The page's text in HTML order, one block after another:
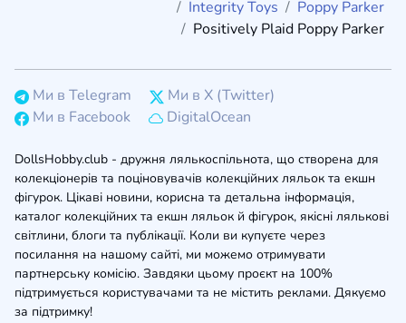
Integrity Toys
Poppy Parker
Positively Plaid Poppy Parker
Ми в Telegram
Ми в X (Twitter)
Ми в Facebook
DigitalOcean
DollsHobby.club - дружня лялькоспільнота, що створена для
колекціонерів та поціновувачів колекційних ляльок та екшн
фігурок. Цікаві новини, корисна та детальна інформація,
каталог колекційних та екшн ляльок й фігурок, якісні лялькові
світлини, блоги та публікації. Коли ви купуєте через
посилання на нашому сайті, ми можемо отримувати
партнерську комісію. Завдяки цьому проєкт на 100%
підтримується користувачами та не містить реклами. Дякуємо
за підтримку!